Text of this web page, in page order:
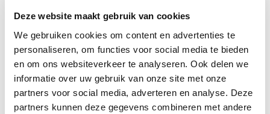
Deze website maakt gebruik van cookies
We gebruiken cookies om content en advertenties te
personaliseren, om functies voor social media te bieden
en om ons websiteverkeer te analyseren. Ook delen we
informatie over uw gebruik van onze site met onze
partners voor social media, adverteren en analyse. Deze
partners kunnen deze gegevens combineren met andere
Behoefte aan ruimte, frisse lucht? Wil je even de volle stad
ontvluchten? Op de Diemerzeedijk verwaaien de duizelende
aerosolen vast razendsnel. Loop, fiets – of ga in gedachten –
mee met Rembrandt richting Diemerzeedijk. Even lekker
uitwaaien.